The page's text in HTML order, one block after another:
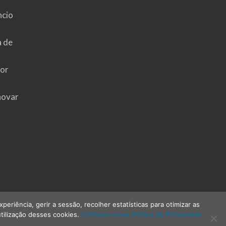
de
gerir a sessão, recolher estatísticas para otimizar as
desses cookies. Conheça nossa Política de Privacidade.